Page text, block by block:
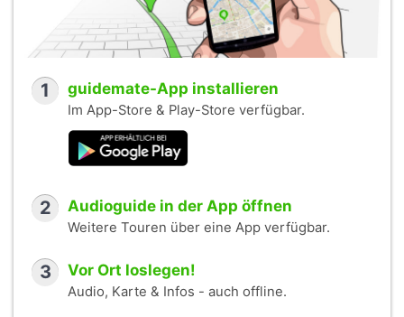
1 guidemate-App installieren
Im App-Store & Play-Store verfügbar.
2 Audioguide in der App öffnen
Weitere Touren über eine App verfügbar.
3 Vor Ort loslegen!
Audio, Karte & Infos - auch offline.